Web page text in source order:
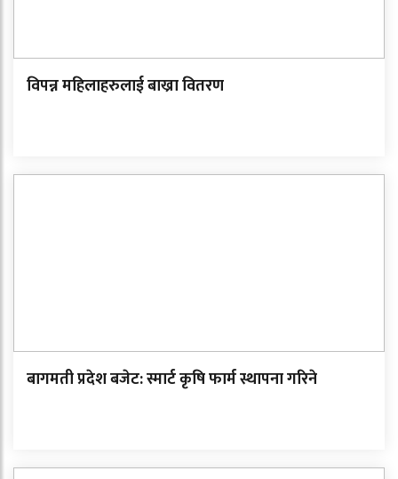
विपन्न महिलाहरुलाई बाख्रा वितरण
बागमती प्रदेश बजेट: स्मार्ट कृषि फार्म स्थापना गरिने